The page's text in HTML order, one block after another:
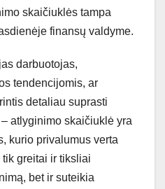
skaičiuklės tampa
finansų valdyme.
darbuotojas,
tendencijomis, ar
detaliau suprasti
atlyginimo skaičiuklė yra
kurio privalumus verta
greitai ir tiksliai
bet ir suteikia